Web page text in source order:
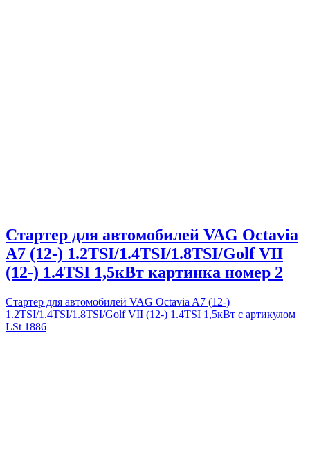
Стартер для автомобилей VAG Octavia
A7 (12-) 1.2TSI/1.4TSI/1.8TSI/Golf VII
(12-) 1.4TSI 1,5кВт картинка номер 2
Стартер для автомобилей VAG Octavia A7 (12-)
1.2TSI/1.4TSI/1.8TSI/Golf VII (12-) 1.4TSI 1,5кВт с артикулом
LSt 1886